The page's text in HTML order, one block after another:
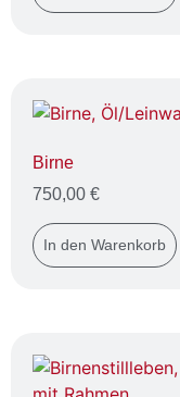
Birne
750,00 €
In den Warenkorb